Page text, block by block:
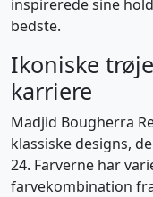
inspirerede sine
bedste.
Ikoniske
karriere
Madjid Bougherra
klassiske designs,
24. Farverne har
farvekombination